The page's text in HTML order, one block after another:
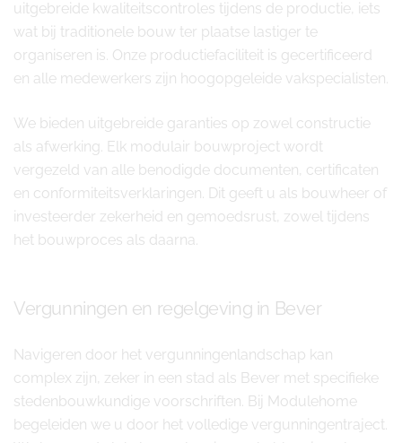
uitgebreide kwaliteitscontroles tijdens de productie, iets
wat bij traditionele bouw ter plaatse lastiger te
organiseren is. Onze productiefaciliteit is gecertificeerd
en alle medewerkers zijn hoogopgeleide vakspecialisten.
We bieden uitgebreide garanties op zowel constructie
als afwerking. Elk modulair bouwproject wordt
vergezeld van alle benodigde documenten, certificaten
en conformiteitsverklaringen. Dit geeft u als bouwheer of
investeerder zekerheid en gemoedsrust, zowel tijdens
het bouwproces als daarna.
Vergunningen en regelgeving in Bever
Navigeren door het vergunningenlandschap kan
complex zijn, zeker in een stad als Bever met specifieke
stedenbouwkundige voorschriften. Bij Modulehome
begeleiden we u door het volledige vergunningentraject.